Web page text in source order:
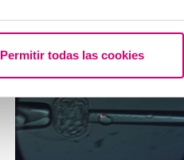
Permitir todas las cookies
Quins estudis s’ha de fer l’home